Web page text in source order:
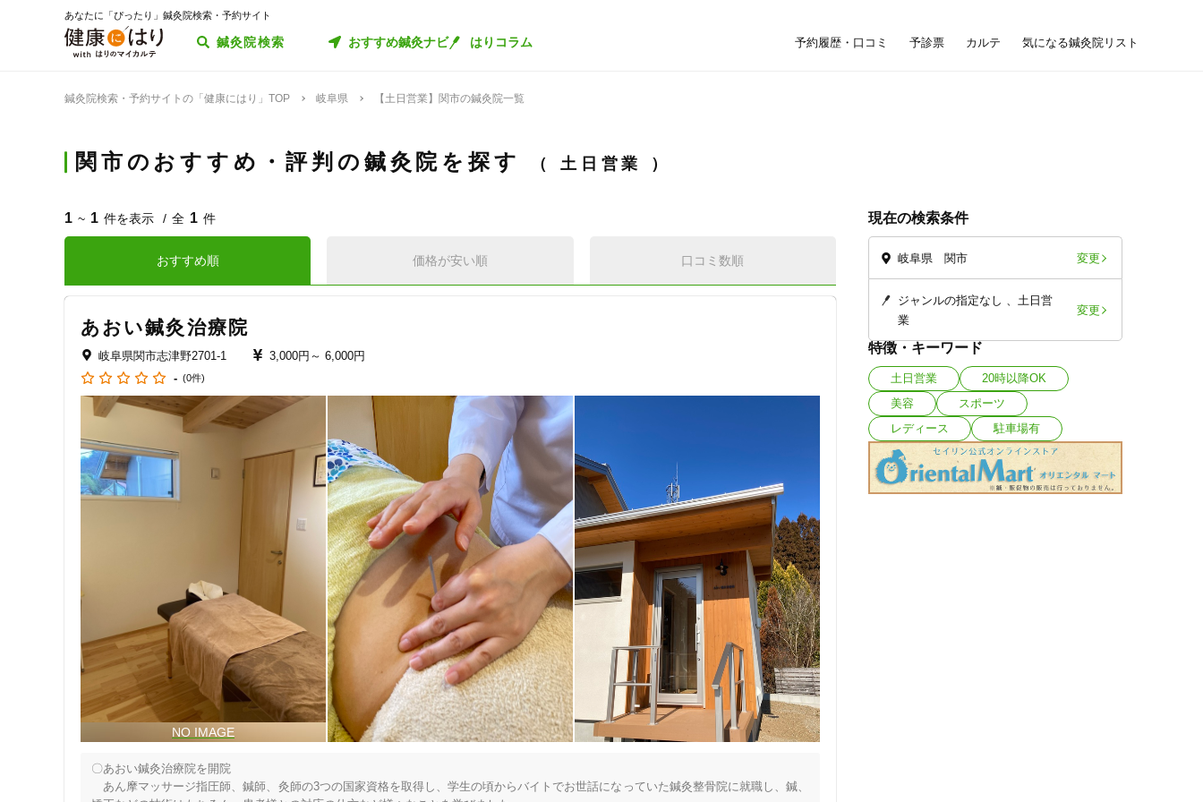
あなたに「ぴったり」鍼灸院検索・予約サイト
鍼灸院検索 おすすめ鍼灸ナビ はりコラム 予約履歴・口コミ 予診票 カルテ 気になる鍼灸院リスト
鍼灸院検索・予約サイトの「健康にはり」TOP 岐阜県 【土日営業】関市の鍼灸院一覧
関市のおすすめ・評判の鍼灸院を探す 土日営業
現在の検索条件
岐阜県 関市 変更
ジャンルの指定なし
土日営
業
変更
特徴・キーワード
土日営業
20時以降OK
美容
スポーツ
レディース
駐車場有
1 ~ 1 件を表示 全 1 件
おすすめ順 価格が安い順 口コミ数順
あおい鍼灸治療院
岐阜県関市志津野2701-1 3,000円～ 6,000円
- (0件)
〇あおい鍼灸治療院を開院
あん摩マッサージ指圧師、鍼師、灸師の3つの国家資格を取得し、学生の頃からバイトでお世話になっていた鍼灸整骨院に就職し、鍼、